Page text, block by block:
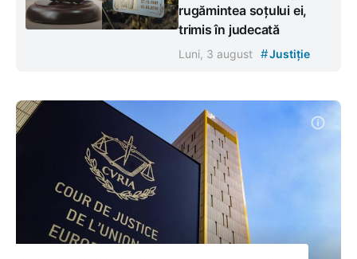
rugămintea soțului ei,
trimis în judecată
Luni, 3 august #Justiție